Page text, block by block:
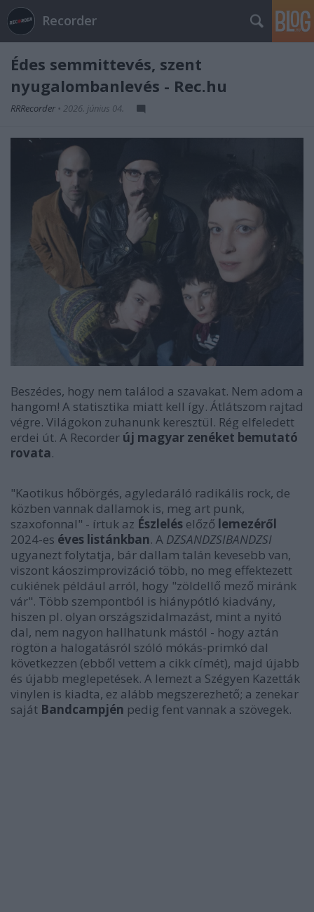
Recorder
Édes semmittevés, szent
nyugalombanlevés - Rec.hu
RRRecorder • 2026. június 04.
Beszédes, hogy nem találod a szavakat. Nem adom a
hangom! A statisztika miatt kell így. Átlátszom rajtad
végre. Világokon zuhanunk keresztül. Rég elfeledett
erdei út. A Recorder új magyar zenéket bemutató
rovata.
"Kaotikus hőbörgés, agyledaráló radikális rock, de
közben vannak dallamok is, meg art punk,
szaxofonnal" - írtuk az Észlelés előző lemezéről
2024-es éves listánkban. A DZSANDZSIBANDZSI
ugyanezt folytatja, bár dallam talán kevesebb van,
viszont káoszimprovizáció több, no meg effektezett
cukiének például arról, hogy "zöldellő mező miránk
vár". Több szempontból is hiánypótló kiadvány,
hiszen pl. olyan országszidalmazást, mint a nyitó
dal, nem nagyon hallhatunk mástól - hogy aztán
rögtön a halogatásról szóló mókás-primkó dal
következzen (ebből vettem a cikk címét), majd újabb
és újabb meglepetések. A lemezt a Szégyen Kazetták
vinylen is kiadta, ez alább megszerezhető; a zenekar
saját Bandcampjén pedig fent vannak a szövegek.